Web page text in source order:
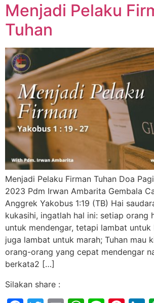
Menjadi Pelaku
Tuhan
Menjadi Pelaku Firman Tuhan Doa
2023 Pdm Irwan Ambarita Gembala
Anggrek Yakobus 1:19 (TB) Hai
kukasihi, ingatlah hal ini: setiap orang
untuk mendengar, tetapi lambat
juga lambat untuk marah; Tuhan mau
orang-orang yang cepat mendengar
berkata2 […]
Silakan share :